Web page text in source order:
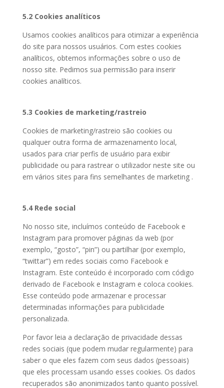
5.2 Cookies analíticos
Usamos cookies analíticos para otimizar a experiência
do site para nossos usuários. Com estes cookies
analíticos, obtemos informações sobre o uso de
nosso site. Pedimos sua permissão para inserir
cookies analíticos.
5.3 Cookies de marketing/rastreio
Cookies de marketing/rastreio são cookies ou
qualquer outra forma de armazenamento local,
usados para criar perfis de usuário para exibir
publicidade ou para rastrear o utilizador neste site ou
em vários sites para fins semelhantes de marketing .
5.4 Rede social
No nosso site, incluímos conteúdo de Facebook e
Instagram para promover páginas da web (por
exemplo, “gosto”, “pin”) ou partilhar (por exemplo,
“twittar”) em redes sociais como Facebook e
Instagram. Este conteúdo é incorporado com código
derivado de Facebook e Instagram e coloca cookies.
Esse conteúdo pode armazenar e processar
determinadas informações para publicidade
personalizada.
Por favor leia a declaração de privacidade dessas
redes sociais (que podem mudar regularmente) para
saber o que eles fazem com seus dados (pessoais)
que eles processam usando esses cookies. Os dados
recuperados são anonimizados tanto quanto possível.